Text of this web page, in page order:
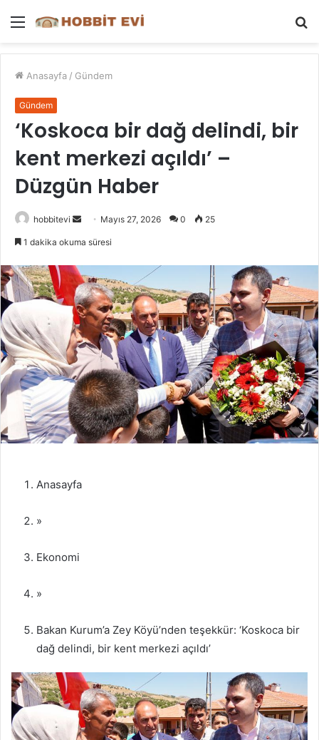
Menü
Anasayfa / Gündem
Gündem
‘Koskoca bir dağ delindi, bir
kent merkezi açıldı’ –
Düzgün Haber
hobbitevi
Bir
göndermek
Mayıs 27, 2026 0 25
1 dakika okuma süresi
Anasayfa
»
Ekonomi
»
Bakan Kurum’a Zey Köyü’nden teşekkür: ‘Koskoca bir
dağ delindi, bir kent merkezi açıldı’